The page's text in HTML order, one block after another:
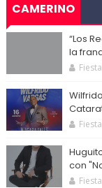
CAMERINO
“Los
la
con